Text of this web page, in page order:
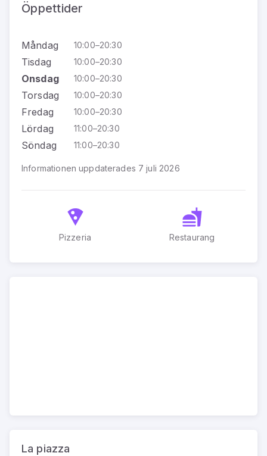
Öppettider
Måndag 10:00–20:30
Tisdag 10:00–20:30
Onsdag 10:00–20:30
Torsdag 10:00–20:30
Fredag 10:00–20:30
Lördag 11:00–20:30
Söndag 11:00–20:30
Informationen uppdaterades 7 juli 2026
Pizzeria Restaurang
La piazza